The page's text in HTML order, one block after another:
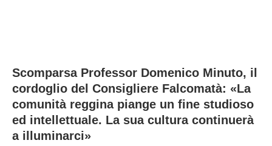
Scomparsa Professor Domenico Minuto, il
cordoglio del Consigliere Falcomatà: «La
comunità reggina piange un fine studioso
ed intellettuale. La sua cultura continuerà
a illuminarci»